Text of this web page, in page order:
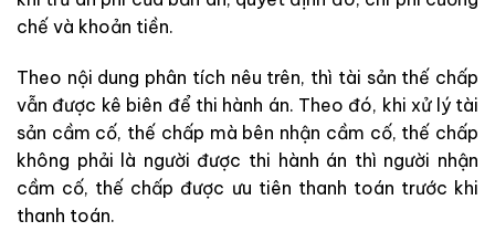
chế và khoản tiền.
Theo nội dung phân tích nêu trên, thì tài sản thế chấp
vẫn được kê biên để thi hành án. Theo đó, khi xử lý tài
sản cầm cố, thế chấp mà bên nhận cầm cố, thế chấp
không phải là người được thi hành án thì người nhận
cầm cố, thế chấp được ưu tiên thanh toán trước khi
thanh toán.